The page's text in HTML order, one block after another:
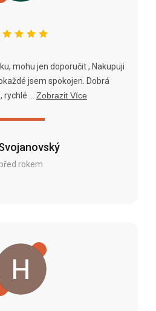
před rokem
mohu jen doporučit , Nakupuji
jsem spokojen. Dobrá
...
Zobrazit Více